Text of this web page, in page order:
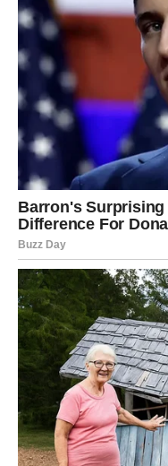
iluziju da morate ćutati
odnose u kojima ste
strah od istine
naviku da potiskujete
Ali istovremeno, karma
emotivnu jasnoću
olakšanje
samopoštovanje
odnose zasnovane na
Ono što ostane nakon